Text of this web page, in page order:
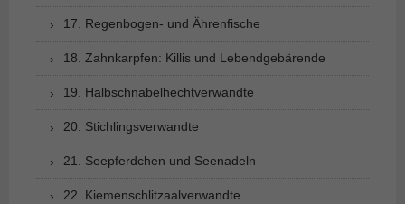
17. Regenbogen- und Ährenfische
18. Zahnkarpfen: Killis und Lebendgebärende
19. Halbschnabelhechtverwandte
20. Stichlingsverwandte
21. Seepferdchen und Seenadeln
22. Kiemenschlitzaalverwandte